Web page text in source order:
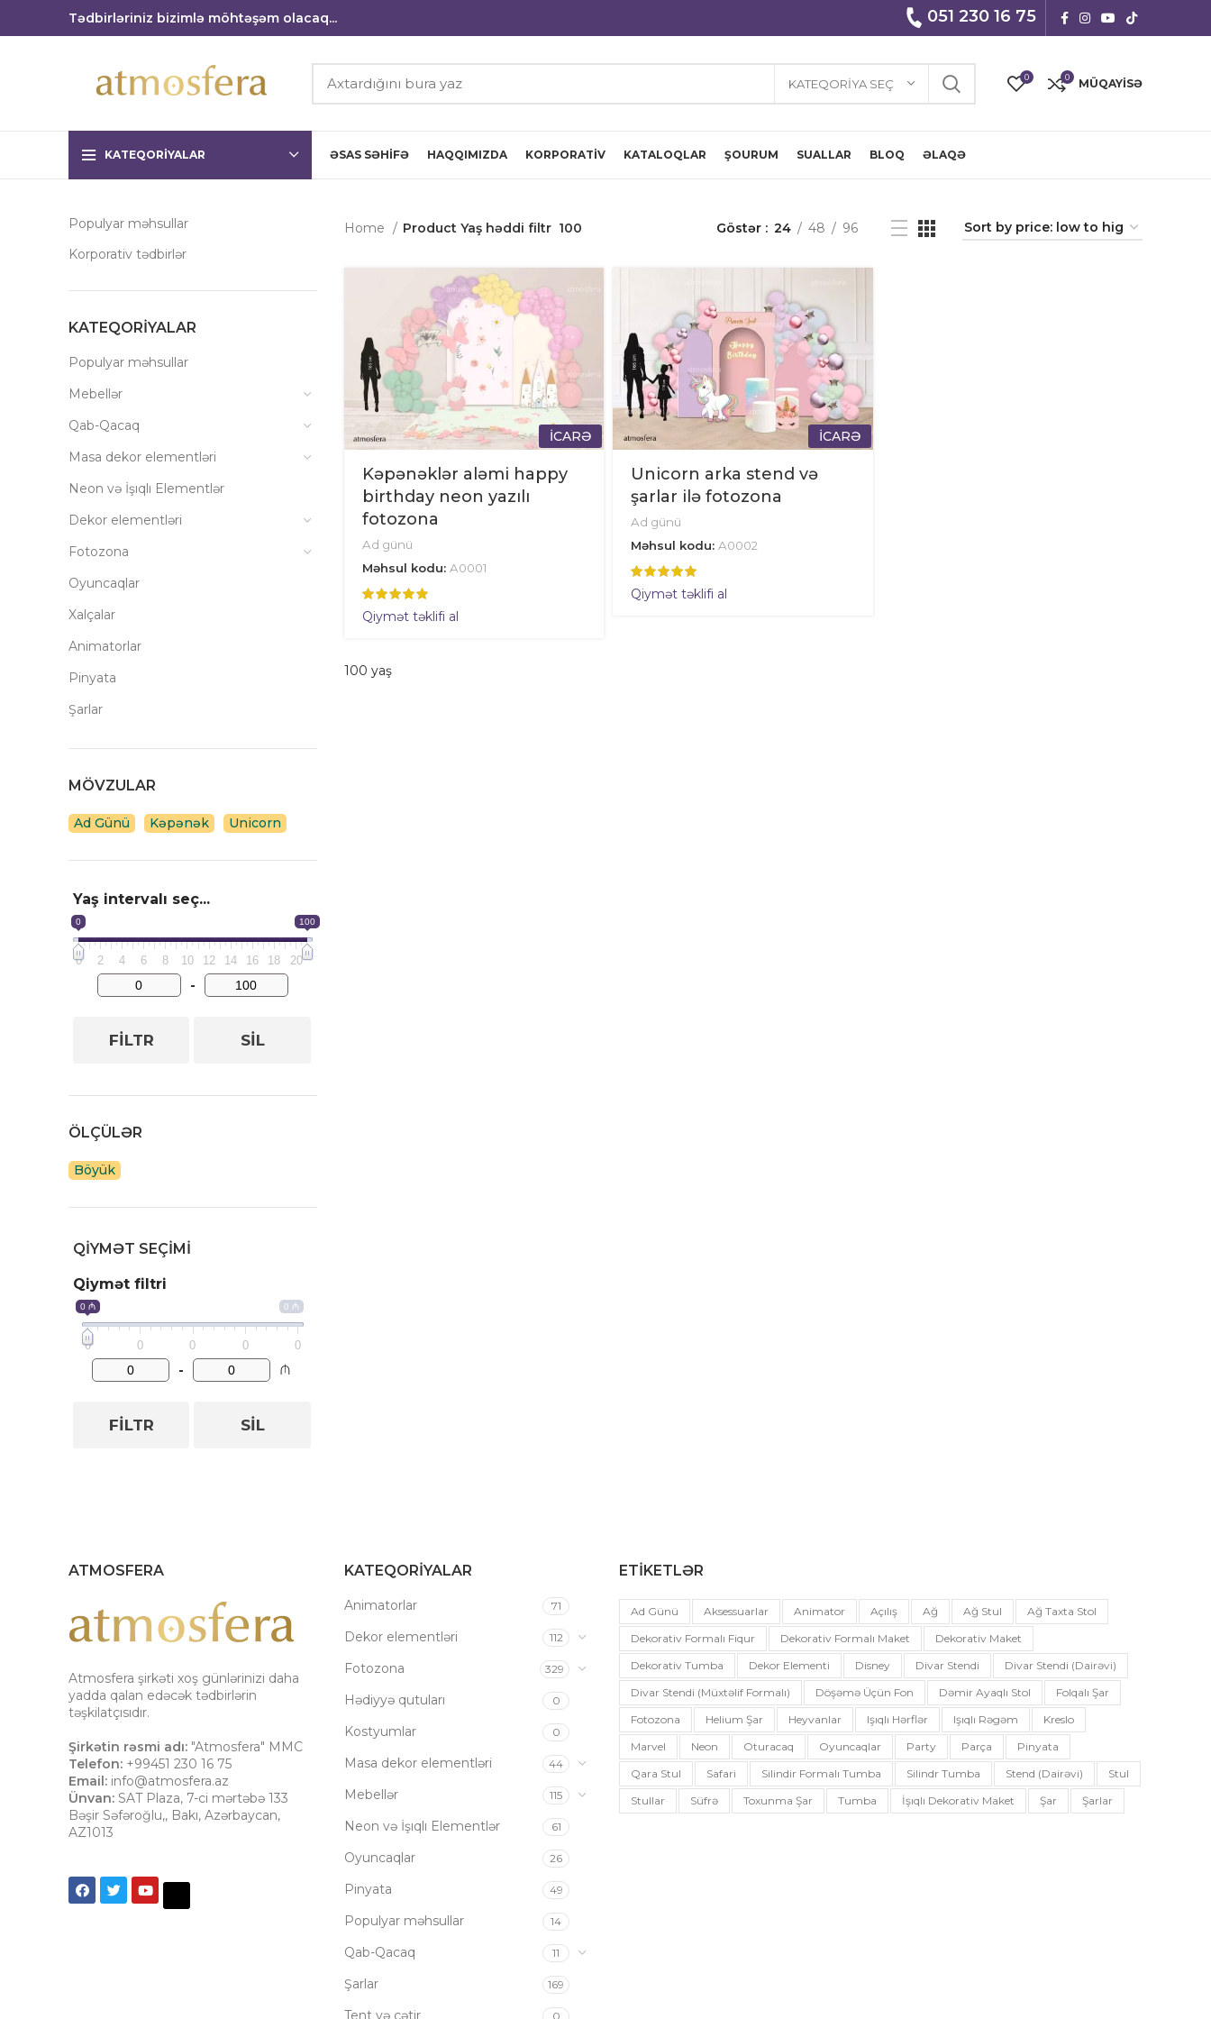
Tədbirləriniz bizimlə möhtəşəm olacaq... 051 230 16 75
KATEQORIYA SEÇ 0 0 MÜQAYISƏ
KATEQORIYALAR ƏSAS SƏHIFƏ HAQQIMIZDA KORPORATIV KATALOQLAR ŞOURUM SUALLAR BLOQ ƏLAQƏ
Populyar məhsullar
Korporativ tədbirlər
KATEQORIYALAR
Populyar məhsullar
Mebellər
Qab-Qacaq
Masa dekor elementləri
Neon və İşıqlı Elementlər
Dekor elementləri
Fotozona
Oyuncaqlar
Xalçalar
Animatorlar
Pinyata
Şarlar
MÖVZULAR
Ad Günü Kəpənək Unicorn
Yaş intervalı seç...
0 100
0 2 4 6 8 10 12 14 16 18 20
-
FILTR SIL
ÖLÇÜLƏR
Böyük
QIYMƏT SEÇIMI
Qiymət filtri
0 ₼
0 ₼
0 0 0 0 0
- ₼
FILTR SIL
Home Product Yaş həddi filtr 100 Göstər 24 48 96
İCARƏ
Kəpənəklər aləmi happy
birthday neon yazılı
fotozona
Ad günü
Məhsul kodu: A0001
Qiymət təklifi al
İCARƏ
Unicorn arka stend və
şarlar ilə fotozona
Ad günü
Məhsul kodu:A0002
Qiymət təklifi al
100 yaş
ATMOSFERA
Atmosfera şirkəti xoş günlərinizi daha
yadda qalan edəcək tədbirlərin
təşkilatçısıdır.
Şirkətin rəsmi adı: "Atmosfera" MMC
Telefon: +99451 230 16 75
Email: info@atmosfera.az
Ünvan: SAT Plaza, 7-ci mərtəbə 133
Bəşir Səfəroğlu,, Bakı, Azərbaycan,
AZ1013
KATEQORIYALAR
Animatorlar 71
Dekor elementləri 112
Fotozona 329
Hədiyyə qutuları 0
Kostyumlar 0
Masa dekor elementləri 44
Mebellər 115
Neon və İşıqlı Elementlər 61
Oyuncaqlar 26
Pinyata 49
Populyar məhsullar 14
Qab-Qacaq 11
Şarlar 169
Tent və çətir 0
ETIKETLƏR
Ad Günü Aksessuarlar Animator Açılış Ağ Ağ Stul
Ağ Taxta Stol
Dekorativ Formalı Fiqur
Dekorativ Formalı Maket
Dekorativ Maket
Dekorativ Tumba
Dekor Elementi Disney Divar Stendi
Divar Stendi (dairəvi)
Divar Stendi (müxtəlif Formalı)
Döşəmə Üçün Fon Dəmir Ayaqlı Stol
Folqalı Şar
Fotozona
Helium Şar Heyvanlar Işıqlı Hərflər Işıqlı Rəgəm
Kreslo
Marvel
Neon Oturacaq Oyuncaqlar Party Parça
Pinyata
Qara Stul
Safari Silindir Formalı Tumba Silindr Tumba Stend (dairəvi)
Stul
Stullar
Süfrə Toxunma Şar Tumba İşıqlı Dekorativ Maket Şar Şarlar